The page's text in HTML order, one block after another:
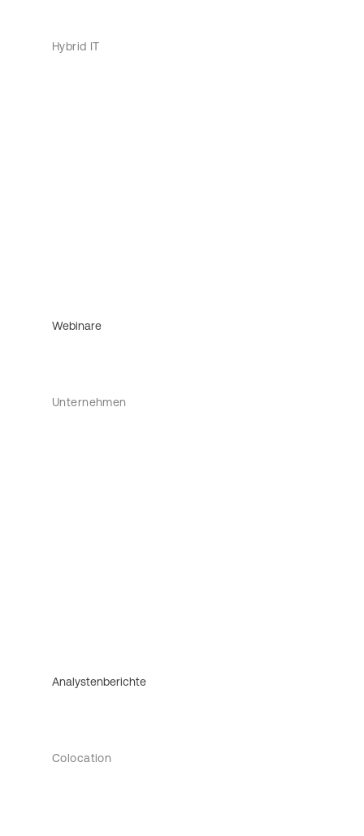
Hybrid IT
Webinare
Unternehmen
Analystenberichte
Colocation